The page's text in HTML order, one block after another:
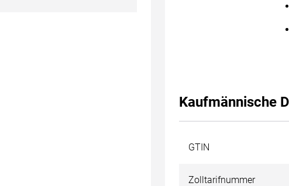
Kaufmännische
GTIN
Zolltarifnummer